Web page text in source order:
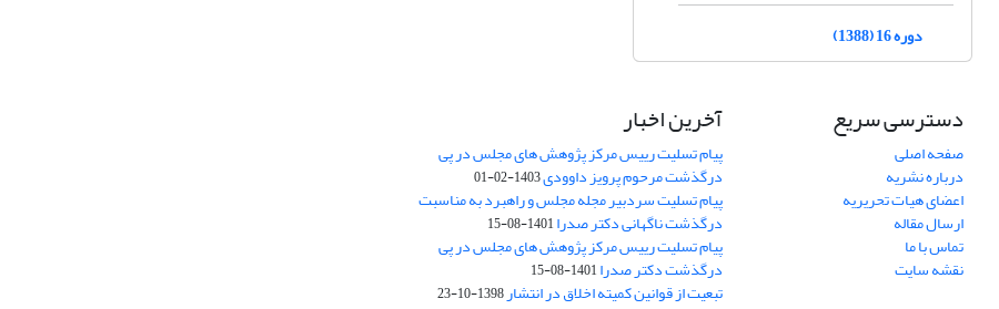
دوره 16 (1388)
دسترسی سریع
صفحه اصلی
درباره نشریه
اعضای هیات تحریریه
ارسال مقاله
تماس با ما
نقشه سایت
آخرین اخبار
پیام تسلیت رییس مرکز پژوهش های مجلس در پی
درگذشت مرحوم پرویز داوودی1403-02-01
پیام تسلیت سردبیر مجله مجلس و راهبرد به مناسبت
درگذشت ناگهانی دکتر صدرا1401-08-15
پیام تسلیت رییس مرکز پژوهش های مجلس در پی
درگذشت دکتر صدرا1401-08-15
تبعیت از قوانین کمیته اخلاق در انتشار1398-10-23